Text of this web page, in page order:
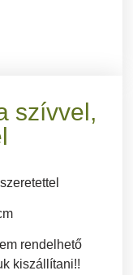
szívvel,
rendelhető
kiszállítani!!